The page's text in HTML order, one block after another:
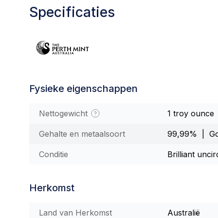
Specificaties
Fysieke eigenschappen
Nettogewicht 1 troy ounce
Gehalte en metaalsoort 99,99% |
Conditie Brilliant
Herkomst
Land van Herkomst Australië